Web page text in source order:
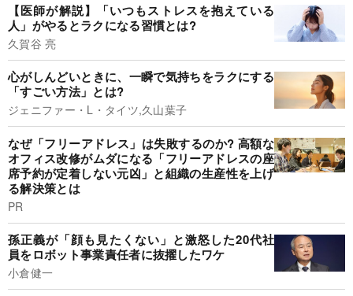
【医師が解説】「いつもストレスを抱えている
人」がやるとラクになる習慣とは?
久賀谷 亮
心がしんどいときに、一瞬で気持ちをラクにする
「すごい方法」とは?
ジェニファー・L・タイツ,久山葉子
なぜ「フリーアドレス」は失敗するのか? 高額な
オフィス改修がムダになる「フリーアドレスの座
席予約が定着しない元凶」と組織の生産性を上げ
る解決策とは
PR
孫正義が「顔も見たくない」と激怒した20代社
員をロボット事業責任者に抜擢したワケ
小倉健一